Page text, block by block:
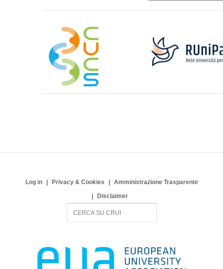
Log in Privacy & Cookies
Amministrazione Trasparente
Disclaimer
c